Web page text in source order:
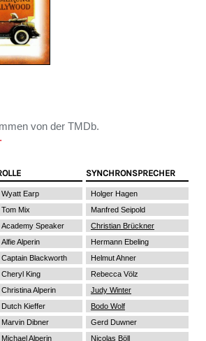
von der TMDb.
SYNCHRONSPRECHER
Wyatt Earp
Holger Hagen
Tom Mix
Manfred Seipold
Academy Speaker
Christian Brückner
Alfie Alperin
Hermann Ebeling
Captain Blackworth
Helmut Ahner
Cheryl King
Rebecca Völz
Christina Alperin
Judy Winter
Dutch Kieffer
Bodo Wolf
Marvin Dibner
Gerd Duwner
Michael Alperin Nicolas Böll